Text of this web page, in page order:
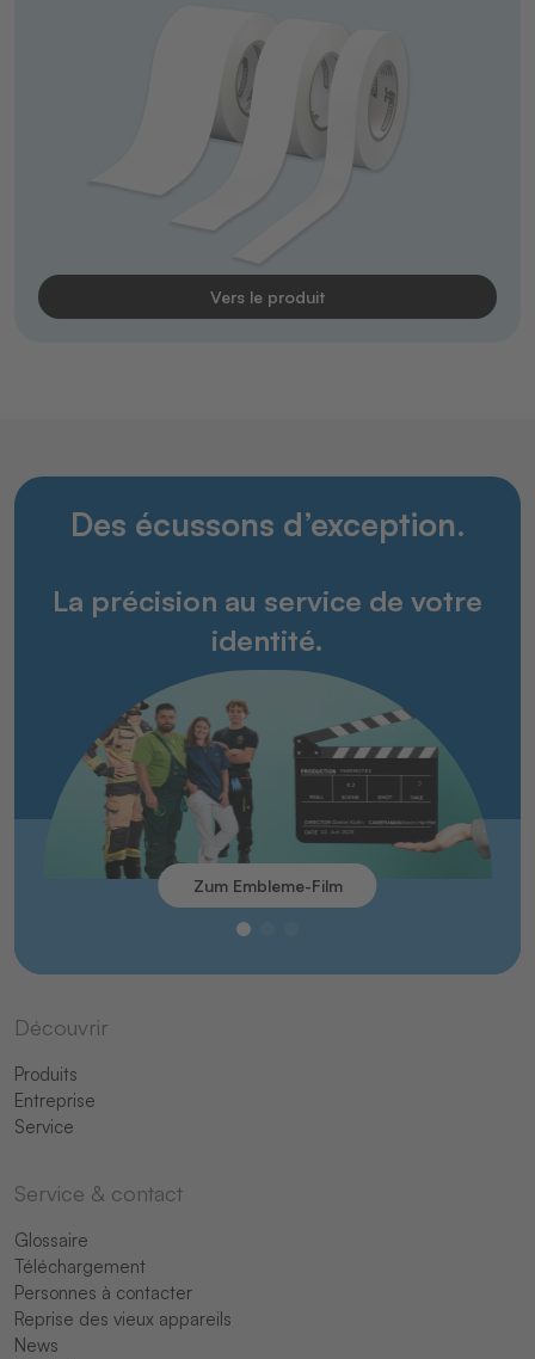
Vers le produit
Des écussons d’exception.
La précision au service de votre
identité.
Zum Embleme-Film
Découvrir
Produits
Entreprise
Service
Service & contact
Glossaire
Téléchargement
Personnes à contacter
Reprise des vieux appareils
News